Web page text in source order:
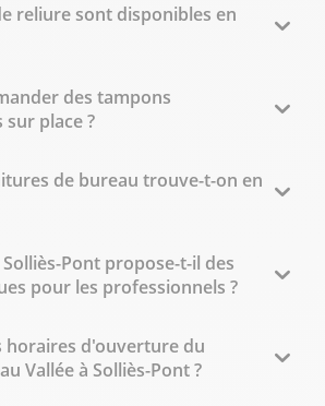
reliure sont disponibles en
des tampons
place ?
de bureau trouve-t-on en
Pont propose-t-il des
pour les professionnels ?
horaires d'ouverture du
Vallée à Solliès-Pont ?